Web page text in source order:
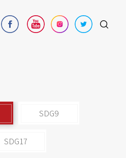
SDG9
SDG17